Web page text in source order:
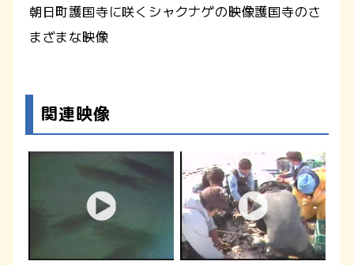
朝日町護国寺に咲くシャクナゲの映像護国寺のさ
まざまな映像
関連映像